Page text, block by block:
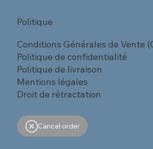
Politique
Conditions Générales de Vente
Politique de confidentialité
Politique de livraison
Mentions légales
Droit de rétractation
Cancel order